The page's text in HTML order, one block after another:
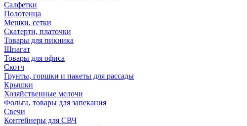
Салфетки
Полотенца
Мешки, сетки
Скатерти, платочки
Товары для пикника
Шпагат
Товары для офиса
Скотч
Грунты, горшки и пакеты для рассады
Крышки
Хозяйственные мелочи
Фольга, товары для запекания
Свечи
Контейнеры для СВЧ